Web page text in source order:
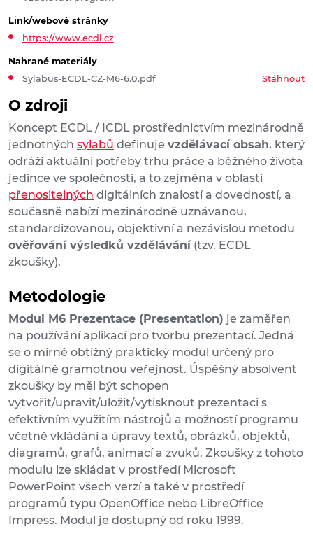
O zdroji
Koncept ECDL / ICDL prostřednictvím mezinárodně
jednotných sylabů definuje vzdělávací obsah, který
odráží aktuální potřeby trhu práce a běžného života
jedince ve společnosti, a to zejména v oblasti
přenositelných digitálních znalostí a dovedností, a
současně nabízí mezinárodně uznávanou,
standardizovanou, objektivní a nezávislou metodu
ověřování výsledků vzdělávání (tzv. ECDL
zkoušky).
Metodologie
Modul M6 Prezentace (Presentation) je zaměřen
na používání aplikací pro tvorbu prezentací. Jedná
se o mírně obtížný praktický modul určený pro
digitálně gramotnou veřejnost. Úspěšný absolvent
zkoušky by měl být schopen
vytvořit/upravit/uložit/vytisknout prezentaci s
efektivním využitím nástrojů a možností programu
včetně vkládání a úpravy textů, obrázků, objektů,
diagramů, grafů, animací a zvuků. Zkoušky z tohoto
modulu lze skládat v prostředí Microsoft
PowerPoint všech verzí a také v prostředí
programů typu OpenOffice nebo LibreOffice
Impress. Modul je dostupný od roku 1999.
Link/webové stránky
https://www.ecdl.cz
Nahrané materiály
Sylabus-ECDL-CZ-M6-6.0.pdf
Stáhnout